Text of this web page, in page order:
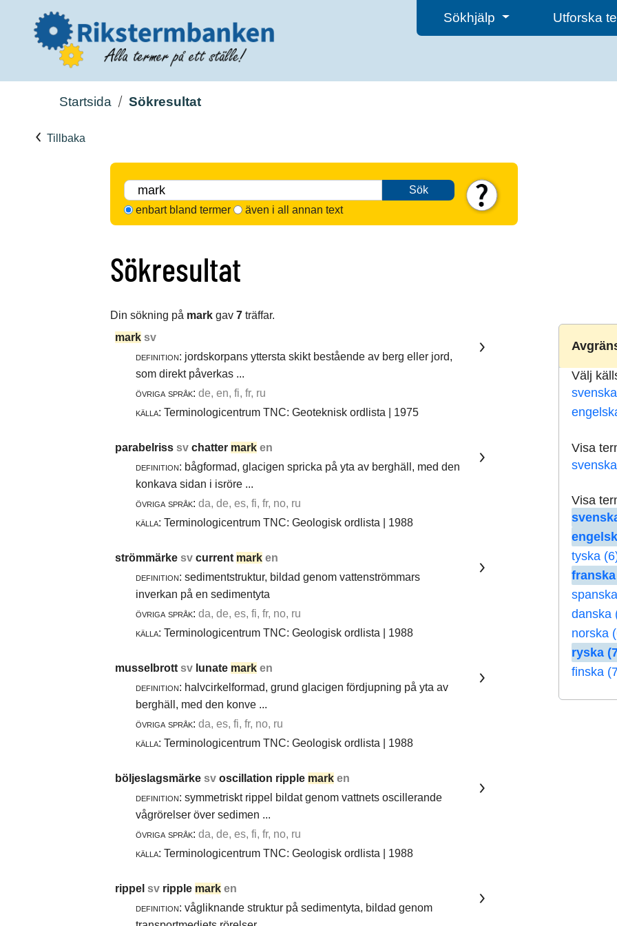
Sökhjälp Utforska
Startsida Sökresultat
Tillbaka
Sök
enbart bland termer
även i all annan text
Sökresultat
Din sökning på mark gav 7 träffar.
Välj
Visa
Visa
tyska
franska
danska
norska
ryska
finska
mark sv
definition: jordskorpans yttersta skikt bestående av berg eller jord,
som direkt påverkas ...
övriga språk: de, en, fi, fr, ru
källa: Terminologicentrum TNC: Geoteknisk ordlista | 1975
parabelriss sv chatter mark en
definition: bågformad, glacigen spricka på yta av berghäll, med den
konkava sidan i isröre ...
övriga språk: da, de, es, fi, fr, no, ru
källa: Terminologicentrum TNC: Geologisk ordlista | 1988
strömmärke sv current mark en
definition: sedimentstruktur, bildad genom vattenströmmars
inverkan på en sedimentyta
övriga språk: da, de, es, fi, fr, no, ru
källa: Terminologicentrum TNC: Geologisk ordlista | 1988
musselbrott sv lunate mark en
definition: halvcirkelformad, grund glacigen fördjupning på yta av
berghäll, med den konve ...
övriga språk: da, es, fi, fr, no, ru
källa: Terminologicentrum TNC: Geologisk ordlista | 1988
böljeslagsmärke sv oscillation ripple mark en
definition: symmetriskt rippel bildat genom vattnets oscillerande
vågrörelser över sedimen ...
övriga språk: da, de, es, fi, fr, no, ru
källa: Terminologicentrum TNC: Geologisk ordlista | 1988
rippel sv ripple mark en
definition: vågliknande struktur på sedimentyta, bildad genom